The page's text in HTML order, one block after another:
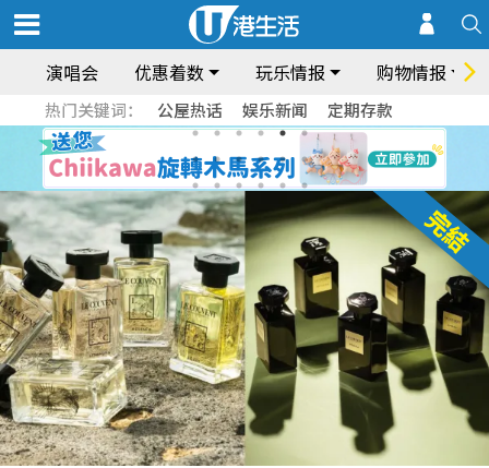
演唱会 优惠着数 玩乐情报 购物情报
热门关键词： 公屋热话 娱乐新闻 定期存款